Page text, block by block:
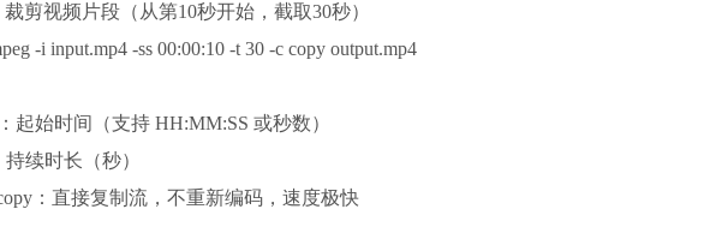
裁剪视频片段（从第10秒开始，截取30秒）
-i input.mp4 -ss 00:00:10 -t 30 -c copy output.mp4
起始时间（支持 HH:MM:SS 或秒数）
持续时长（秒）
：直接复制流，不重新编码，速度极快